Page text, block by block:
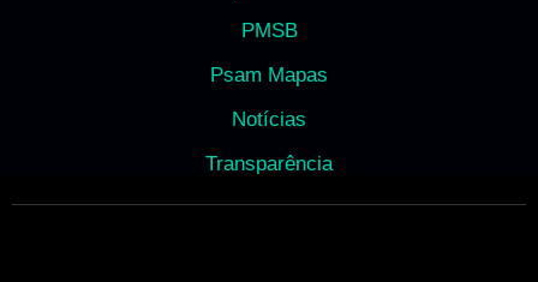
PMSB
Psam Mapas
Notícias
Transparência